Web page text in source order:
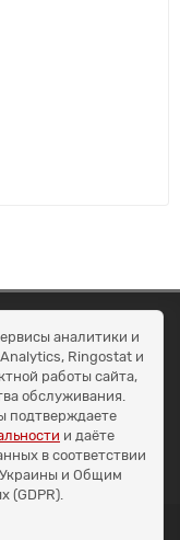
аналитики и
Ringostat и
работы сайта,
обслуживания.
подтверждаете
и даёте
в соответствии
и Общим
(GDPR).